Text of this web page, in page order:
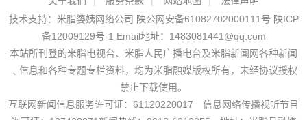
技术支持： 米脂婆姨网络公司 陕公网安备61082702000111号 陕ICP
备12009129号-1 Email地址： 1483081441@qq.com
本站所刊登的米脂电视台、米脂人民广播电台及米脂新闻网各种新闻
﹑信息和各种专题专栏资料，均为米脂融媒版权所有，未经协议授权
禁止下载使用。
互联网新闻信息服务许可证：61120220017 信息网络传播视听节目